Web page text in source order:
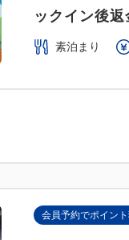
ックイン後
素泊まり
会員予約でポイン